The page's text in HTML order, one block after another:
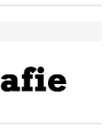
specificità"